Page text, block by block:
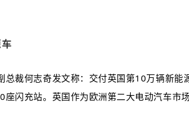
裁何志奇发文称：交付英国第10万辆新
闪充站。英国作为欧洲第二大电动汽车市